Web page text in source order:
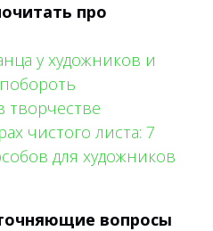
про
у художников и
творчестве
чистого листа: 7
для художников
вопросы